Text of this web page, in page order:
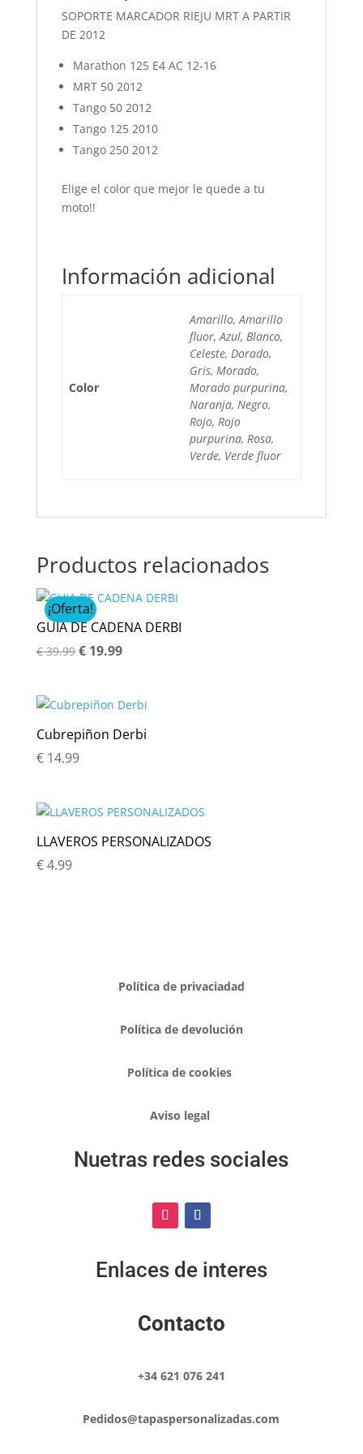
SOPORTE MARCADOR RIEJU MRT A PARTIR
DE 2012
Marathon 125 E4 AC 12-16
MRT 50 2012
Tango 50 2012
Tango 125 2010
Tango 250 2012
Elige el color que mejor le quede a tu
moto!!
Información adicional
Color
Amarillo, Amarillo
fluor, Azul, Blanco,
Celeste, Dorado,
Gris, Morado,
Morado purpurina,
Naranja, Negro,
Rojo, Rojo
purpurina, Rosa,
Verde, Verde fluor
Productos relacionados
¡Oferta!
GUIA DE CADENA DERBI
€39.99 El
era:
€ 39.99.
€19.99El
€ 19.99.
Cubrepiñon Derbi
€14.99
LLAVEROS PERSONALIZADOS
€4.99
Política de privaciadad
Política de devolución
Política de cookies
Aviso legal
Nuetras redes sociales
Enlaces de interes
Contacto
+34 621 076 241
Pedidos@tapaspersonalizadas.com